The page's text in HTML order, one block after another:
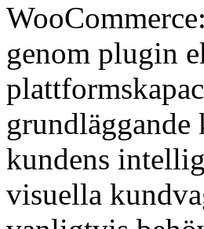
genom plugin
kundens
visuella